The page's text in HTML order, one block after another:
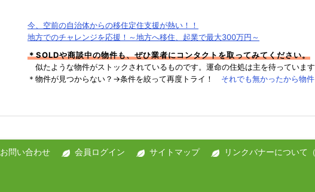
今、空前の自治体からの移住定住支援が熱い！！
地方でのチャレンジを応援！～地方へ移住、起業で最大300万円～
＊SOLDや商談中の物件も、ぜひ業者にコンタクトを取ってみてください。
似たような物件がストックされているものです。運命の住処は主を待っています
＊物件が見つからない？→条件を絞って再度トライ！ それでも無かったから物
お問い合わせ 会員ログイン サイトマップ リンクバナーについて